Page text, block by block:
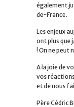
également
de-France.
Les enjeux
ont plus que
! On ne peut
A la joie de
vos
et de nous
Père Cédric